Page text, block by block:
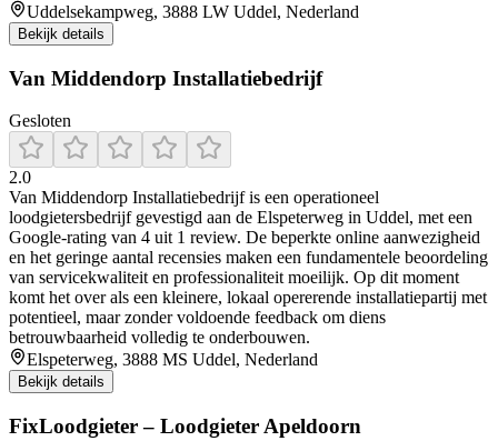
Uddelsekampweg, 3888 LW Uddel, Nederland
Bekijk details
Van Middendorp Installatiebedrijf
Gesloten
2.0
Van Middendorp Installatiebedrijf is een operationeel
loodgietersbedrijf gevestigd aan de Elspeterweg in Uddel, met een
Google-rating van 4 uit 1 review. De beperkte online aanwezigheid
en het geringe aantal recensies maken een fundamentele beoordeling
van servicekwaliteit en professionaliteit moeilijk. Op dit moment
komt het over als een kleinere, lokaal opererende installatiepartij met
potentieel, maar zonder voldoende feedback om diens
betrouwbaarheid volledig te onderbouwen.
Elspeterweg, 3888 MS Uddel, Nederland
Bekijk details
FixLoodgieter – Loodgieter Apeldoorn